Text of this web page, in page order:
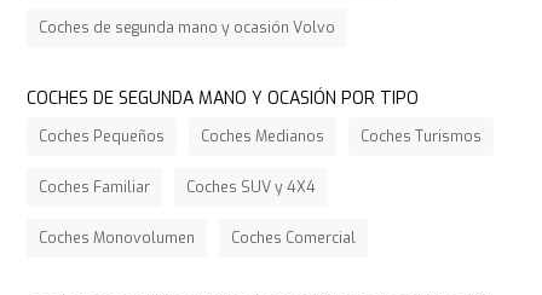
Coches de segunda mano y ocasión Volvo
COCHES DE SEGUNDA MANO Y OCASIÓN POR TIPO
Coches Pequeños Coches Medianos Coches Turismos
Coches Familiar Coches SUV y 4X4
Coches Monovolumen Coches Comercial